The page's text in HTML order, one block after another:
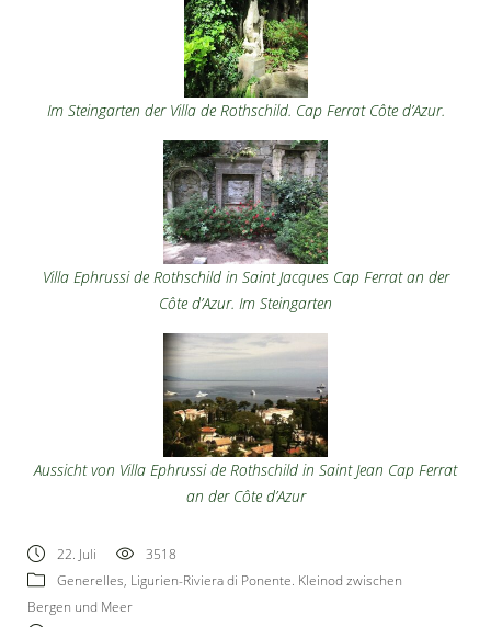
Im Steingarten der Villa de Rothschild. Cap Ferrat Côte d’Azur.
Villa Ephrussi de Rothschild in Saint Jacques Cap Ferrat an der
Côte d’Azur. Im Steingarten
Aussicht von Villa Ephrussi de Rothschild in Saint Jean Cap Ferrat
an der Côte d’Azur
22. Juli
3518
Generelles, Ligurien-Riviera di Ponente. Kleinod zwischen
Bergen und Meer